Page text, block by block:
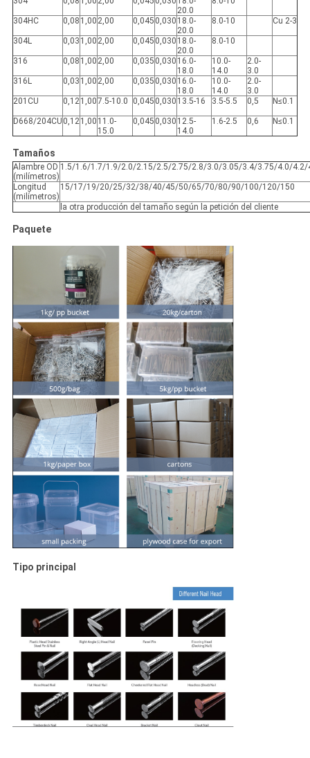
20.0
304HC 0,08 1,00 2,00 0,045 0,030 18.0-
20.0
8.0-10 Cu 2-3
304L 0,03 1,00 2,00 0,045 0,030 18.0-
20.0
8.0-10
316 0,08 1,00 2,00 0,035 0,030 16.0-
18.0
10.0-
14.0
2.0-
3.0
316L
0,03 1,00 2,00 0,035 0,030 16.0-
18.0
10.0-
14.0
2.0-
3.0
201CU
0,121,007.5-10.0 0,045 0,030 13.5-16 3.5-5.5 0,5 N≤0.1
D668/204CU 0,121,00 11.0-
15.0
0,045 0,030 12.5-
14.0
1.6-2.5 0,6 N≤0.1
Tamaños
Alambre OD
(milímetros)
1.5/1.6/1.7/1.9/2.0/2.15/2.5/2.75/2.8/3.0/3.05/3.4/3.75/4.0/4.2/
Longitud
(milímetros)
15/17/19/20/25/32/38/40/45/50/65/70/80/90/100/120/150
la otra producción del tamaño según la petición del cliente
Paquete
Tipo principal